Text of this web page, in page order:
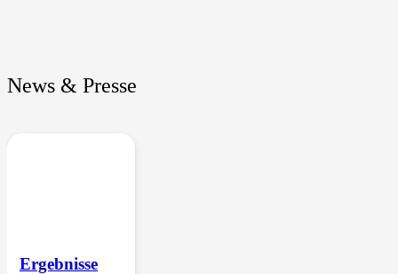
News & Presse
Ergeb­nis­se